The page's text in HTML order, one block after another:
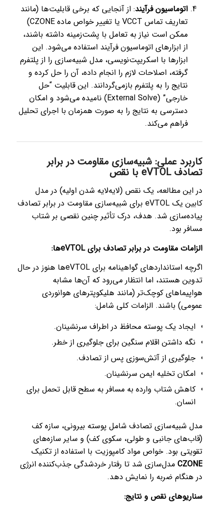
اتوماسیون فرآیند: از آنجایی که برخی قابلیت‌ها (مانند
تعاریف تماس VCCT یا تغییر خواص ماده CZONE)
ممکن است نیاز به تعامل با پشت‌زمینه داشته باشند،
از ابزارهای اتوماسیون فرآیند استفاده می‌شود. این
ابزارها با اسکریپت‌نویسی، مدل شبیه‌سازی را از پلتفرم
گرفته، اصلاحات لازم را انجام داده، آن را حل کرده و
نتایج را به پلتفرم بازمی‌گردانند. این قابلیت “حل
خارجی” (External Solve) نامیده می‌شود و امکان
دسترسی به نتایج را به صورت همزمان با اجرای تحلیل
فراهم می‌کند.
کاربرد عملی: شبیه‌سازی مقاومت در برابر
تصادف eVTOL با نقص
در این مطالعه، یک نقص (لایه‌لایه شدن اولیه) در مدل
کابین یک eVTOL برای شبیه‌سازی مقاومت در برابر تصادف
پیاده‌سازی شد. هدف، درک تأثیر چنین نقصی بر شتاب
مسافر بود.
الزامات مقاومت در برابر تصادف برای eVTOLها:
اگرچه استانداردهای گواهینامه برای eVTOLها هنوز در حال
تدوین هستند، اما انتظار می‌رود که آن‌ها مشابه
هواپیماهای کوچک‌تر (مانند هلیکوپترهای هوانوردی
عمومی) باشند. الزامات کلی شامل:
ایجاد یک پوسته محافظ در اطراف سرنشینان.
نگه داشتن اقلام سنگین برای جلوگیری از خطر.
جلوگیری از آتش‌سوزی پس از تصادف.
امکان تخلیه ایمن سرنشینان.
کاهش شتاب وارده به مسافر به سطح قابل تحمل برای
انسان.
مدل شبیه‌سازی تصادف شامل پوسته بیرونی، سازه کف
(قاب‌های جانبی و طولی، سکوی کف) و سایر سازه‌های
تقویتی بود. خواص مواد کامپوزیت با استفاده از تکنیک
CZONEمدل‌سازی شد تا رفتار خردشدگی جذب‌کننده انرژی
در هنگام ضربه را نمایش دهد.
سناریوهای نقص و نتایج: